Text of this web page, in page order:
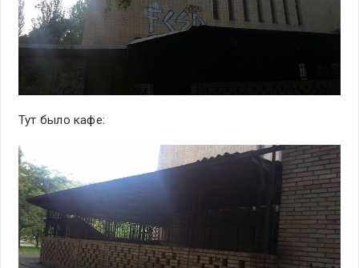
Тут было кафе: